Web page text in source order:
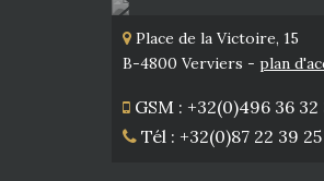
Place de la Victoire, 15
B-4800 Verviers - plan
GSM : +32(0)496 36 32
Tél : +32(0)87 22 39 25